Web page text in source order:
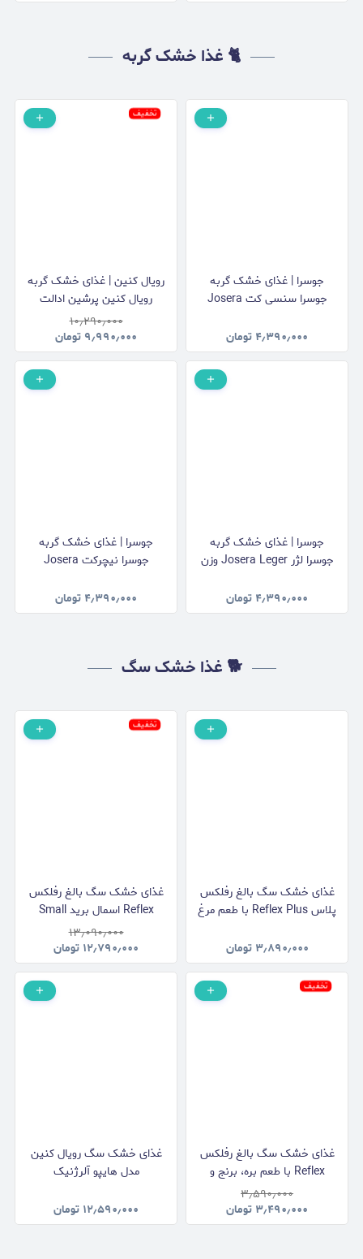
🐈 غذا خشک گربه
جوسرا | غذای خشک گربه
جوسرا سنسی کت Josera
۴٫۳۹۰٫۰۰۰ تومان
تخفیف
رویال کنین | غذای خشک گربه
رویال کنین پرشین ادالت
Royal Canin Persian Adult
وزن 2 کیلوگرم
۱۰٫۲۹۰٫۰۰۰
۹٫۹۹۰٫۰۰۰ تومان
جوسرا | غذای خشک گربه
جوسرا لژر Josera Leger وزن
۴٫۳۹۰٫۰۰۰ تومان
جوسرا | غذای خشک گربه
جوسرا نیچرکت Josera
۴٫۳۹۰٫۰۰۰ تومان
🐕 غذا خشک سگ
غذای خشک سگ بالغ رفلکس
پلاس Reflex Plus با طعم مرغ
۳٫۸۹۰٫۰۰۰ تومان
تخفیف
غذای خشک سگ بالغ رفلکس
Reflex اسمال برید Small
Breed با طعم مرغ و برنج وزن
15 کیلوگرم
۱۳٫۰۹۰٫۰۰۰
۱۲٫۷۹۰٫۰۰۰ تومان
تخفیف
غذای خشک سگ بالغ رفلکس
Reflex با طعم بره، برنج و
سبزیجات وزن 3 کیلوگرم
۳٫۵۹۰٫۰۰۰
۳٫۴۹۰٫۰۰۰ تومان
غذای خشک سگ رویال کنین
مدل هایپو آلرژنیک
کیلوگرم
۱۲٫۵۹۰٫۰۰۰ تومان